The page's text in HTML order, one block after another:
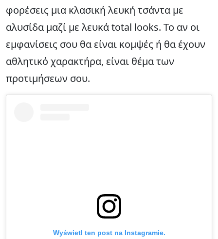
φορέσεις μια κλασική λευκή τσάντα με
αλυσίδα μαζί με λευκά total looks. Το αν οι
εμφανίσεις σου θα είναι κομψές ή θα έχουν
αθλητικό χαρακτήρα, είναι θέμα των
προτιμήσεων σου.
Wyświetl ten post na Instagramie.